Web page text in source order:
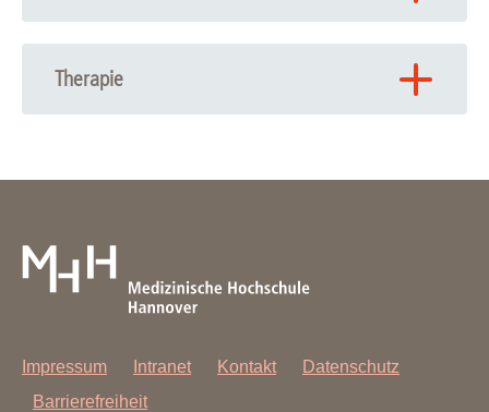
Gesichtsentzündungen
Therapie
Impressum Intranet Kontakt
Datenschutz
Barrierefreiheit